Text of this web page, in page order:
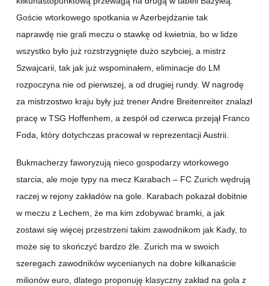
Goście wtorkowego spotkania w Azerbejdżanie tak
naprawdę nie grali meczu o stawkę od kwietnia, bo w lidze
wszystko było już rozstrzygnięte dużo szybciej, a mistrz
Szwajcarii, tak jak już wspominałem, eliminacje do LM
rozpoczyna nie od pierwszej, a od drugiej rundy. W nagrodę
za mistrzostwo kraju były już trener Andre Breitenreiter znalazł
pracę w TSG Hoffenhem, a zespół od czerwca przejął Franco
Foda, który dotychczas pracował w reprezentacji Austrii.
Bukmacherzy faworyzują nieco gospodarzy wtorkowego
starcia, ale moje typy na mecz Karabach – FC Zurich wędrują
raczej w rejony zakładów na gole. Karabach pokazał dobitnie
w meczu z Lechem, że ma kim zdobywać bramki, a jak
zostawi się więcej przestrzeni takim zawodnikom jak Kady, to
może się to skończyć bardzo źle. Zurich ma w swoich
szeregach zawodników wycenianych na dobre kilkanaście
milionów euro, dlatego proponuję klasyczny zakład na gola z